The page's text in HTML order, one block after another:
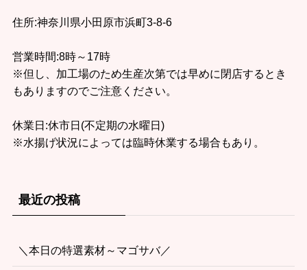
住所:神奈川県小田原市浜町3-8-6
営業時間:8時～17時
※但し、加工場のため生産次第では早めに閉店するとき
もありますのでご注意ください。
休業日:休市日(不定期の水曜日)
※水揚げ状況によっては臨時休業する場合もあり。
最近の投稿
＼本日の特選素材～マゴサバ／